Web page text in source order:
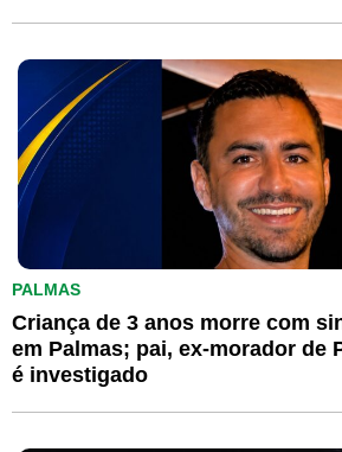
PALMAS
Criança de 3 anos morre com
em Palmas; pai, ex-morador de
é investigado